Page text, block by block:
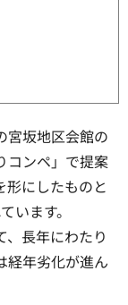
宮坂地区会館の
コンペ」で提案
形にしたものと
います。
長年にわたり
経年劣化が進ん